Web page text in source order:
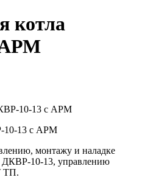
котла
АРМ
10-13 с АРМ
монтажу и наладке
ДКВР-10-13, управлению
ТП.